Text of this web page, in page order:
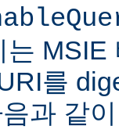
MSIE
를
과 같